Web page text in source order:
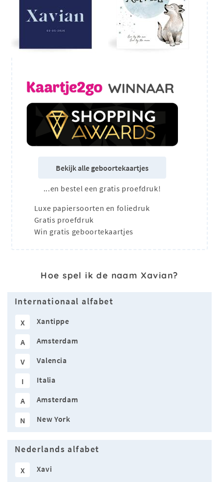
Bekijk alle geboortekaartjes
...en bestel een gratis proefdruk!
Luxe papiersoorten en foliedruk
Gratis proefdruk
Win gratis geboortekaartjes
Hoe spel ik de naam Xavian?
Internationaal alfabet
X Xantippe
A Amsterdam
V Valencia
I Italia
A Amsterdam
N New York
Nederlands alfabet
X Xavi